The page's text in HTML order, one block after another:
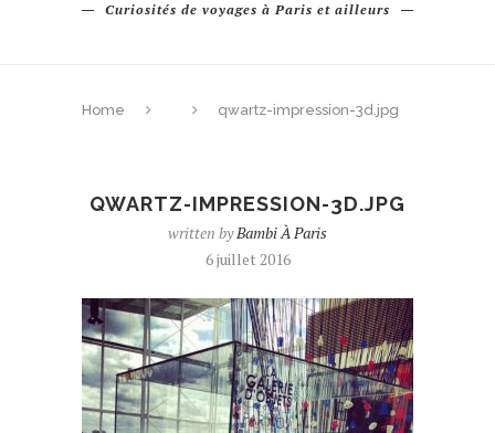
Curiosités de voyages à Paris et ailleurs
Home qwartz-impression-3d.jpg
QWARTZ-IMPRESSION-3D.JPG
written byBambi À Paris
6 juillet 2016